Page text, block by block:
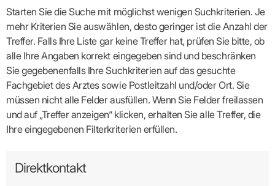
Starten Sie die Suche mit möglichst wenigen Suchkriterien. Je
mehr Kriterien Sie auswählen, desto geringer ist die Anzahl der
Treffer. Falls Ihre Liste gar keine Treffer hat, prüfen Sie bitte, ob
alle Ihre Angaben korrekt eingegeben sind und beschränken
Sie gegebenenfalls Ihre Suchkriterien auf das gesuchte
Fachgebiet des Arztes sowie Postleitzahl und/oder Ort. Sie
müssen nicht alle Felder ausfüllen. Wenn Sie Felder freilassen
und auf „Treffer anzeigen“ klicken, erhalten Sie alle Treffer, die
Ihre eingegebenen Filterkriterien erfüllen.
Direktkontakt